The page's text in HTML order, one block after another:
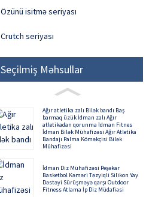
Özünü isitmə seriyası
Crutch seriyası
Seçilmiş Məhsullar
Ağır atletika zalı Bilək bandı Baş
barmaq üzük İdman zalı Ağır
atletikadan qorunma İdman Fitnes
İdman Bilək Mühafizəsi Ağır Atletika
Bandajı Palma Köməkçisi Bilək
Mühafizəsi
İdman Diz Mühafizəsi Peşəkar
Basketbol Kəməri Təzyiqli Silikon Yay
Dəstəyi Sürüşməyə qarşı Outdoor
Fitness Atlama İp Diz Müdafiəsi